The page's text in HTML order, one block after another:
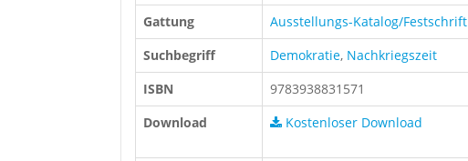
Gattung
Ausstellungs-Katalog/Festschrift
Suchbegriff
Demokratie, Nachkriegszeit
ISBN
9783938831571
Download
Kostenloser Download